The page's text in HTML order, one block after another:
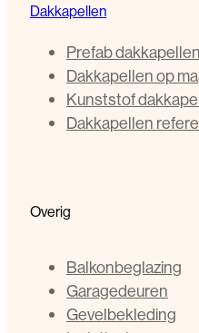
Dakkapellen
Prefab dakkapellen
Dakkapellen op
Kunststof
Dakkapellen
Overig
Balkonbeglazing
Garagedeuren
Gevelbekleding